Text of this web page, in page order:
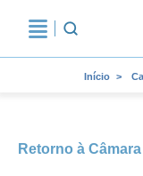
Início
Retorno à Câmara